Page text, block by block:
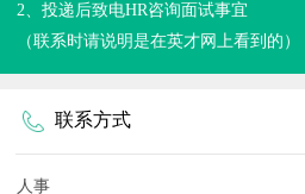
2、投递后致电HR咨询面试事宜
（联系时请说明是在英才网上看到的）
联系方式
人事